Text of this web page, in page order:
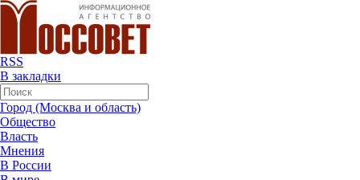
RSS
В закладки
Город (Москва и область)
Общество
Власть
Мнения
В России